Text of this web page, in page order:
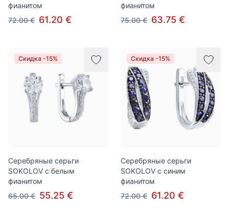
фианитом
72.00 € 61.20 €
фианитом
75.00 € 63.75 €
Скидка -15%
Серебряные серьги
SOKOLOV с белым
фианитом
65.00 € 55.25 €
Скидка -15%
Серебряные серьги
SOKOLOV с синим
фианитом
72.00 € 61.20 €